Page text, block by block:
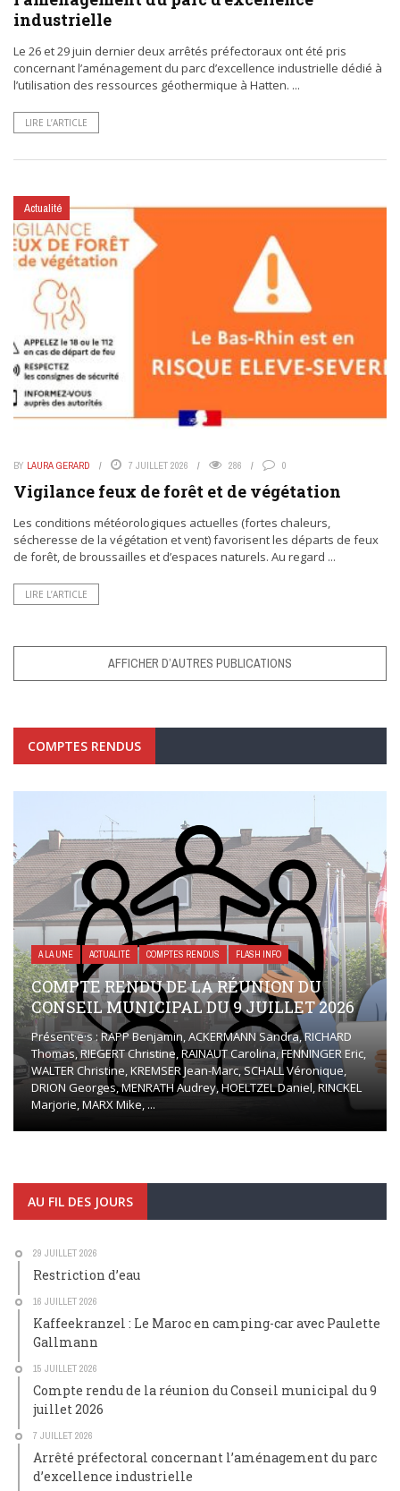
industrielle
Le 26 et 29 juin dernier deux arrêtés préfectoraux ont été pris
concernant l’aménagement du parc d’excellence industrielle dédié à
l’utilisation des ressources géothermique à Hatten. ...
LIRE L’ARTICLE
Actualité
BY LAURA GERARD 7 JUILLET 2026 286 0
Vigilance feux de forêt et de végétation
Les conditions météorologiques actuelles (fortes chaleurs,
sécheresse de la végétation et vent) favorisent les départs de feux
de forêt, de broussailles et d’espaces naturels. Au regard ...
LIRE L’ARTICLE
AFFICHER D’AUTRES PUBLICATIONS
COMPTES RENDUS
A LA UNE ACTUALITÉ COMPTES RENDUS FLASH INFO
COMPTE RENDU DE LA RÉUNION DU
CONSEIL MUNICIPAL DU 9 JUILLET 2026
Présent·e·s : RAPP Benjamin, ACKERMANN Sandra, RICHARD
Thomas, RIEGERT Christine, RAINAUT Carolina, FENNINGER Eric,
WALTER Christine, KREMSER Jean-Marc, SCHALL Véronique,
DRION Georges, MENRATH Audrey, HOELTZEL Daniel, RINCKEL
Marjorie, MARX Mike, ...
AU FIL DES JOURS
29 JUILLET 2026
Restriction d’eau
16 JUILLET 2026
Kaffeekranzel : Le Maroc en camping-car avec Paulette
Gallmann
15 JUILLET 2026
Compte rendu de la réunion du Conseil municipal du 9
juillet 2026
7 JUILLET 2026
Arrêté préfectoral concernant l’aménagement du parc
d’excellence industrielle